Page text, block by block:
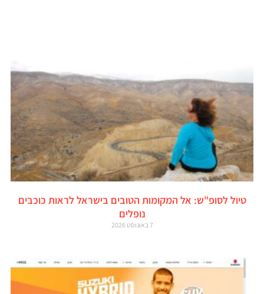
טיול לסופ"ש: אל המקומות הטובים בישראל לראות כוכבים
נופלים
7 באוגוסט 2026